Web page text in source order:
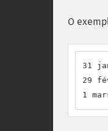
O
31
29
1